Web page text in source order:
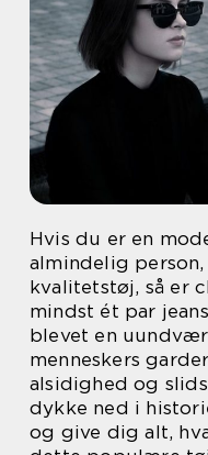
Hvis du er en
almindelig
kvalitetstøj, så er
mindst ét par
blevet en
menneskers
alsidighed og
dykke ned i
og give dig alt,